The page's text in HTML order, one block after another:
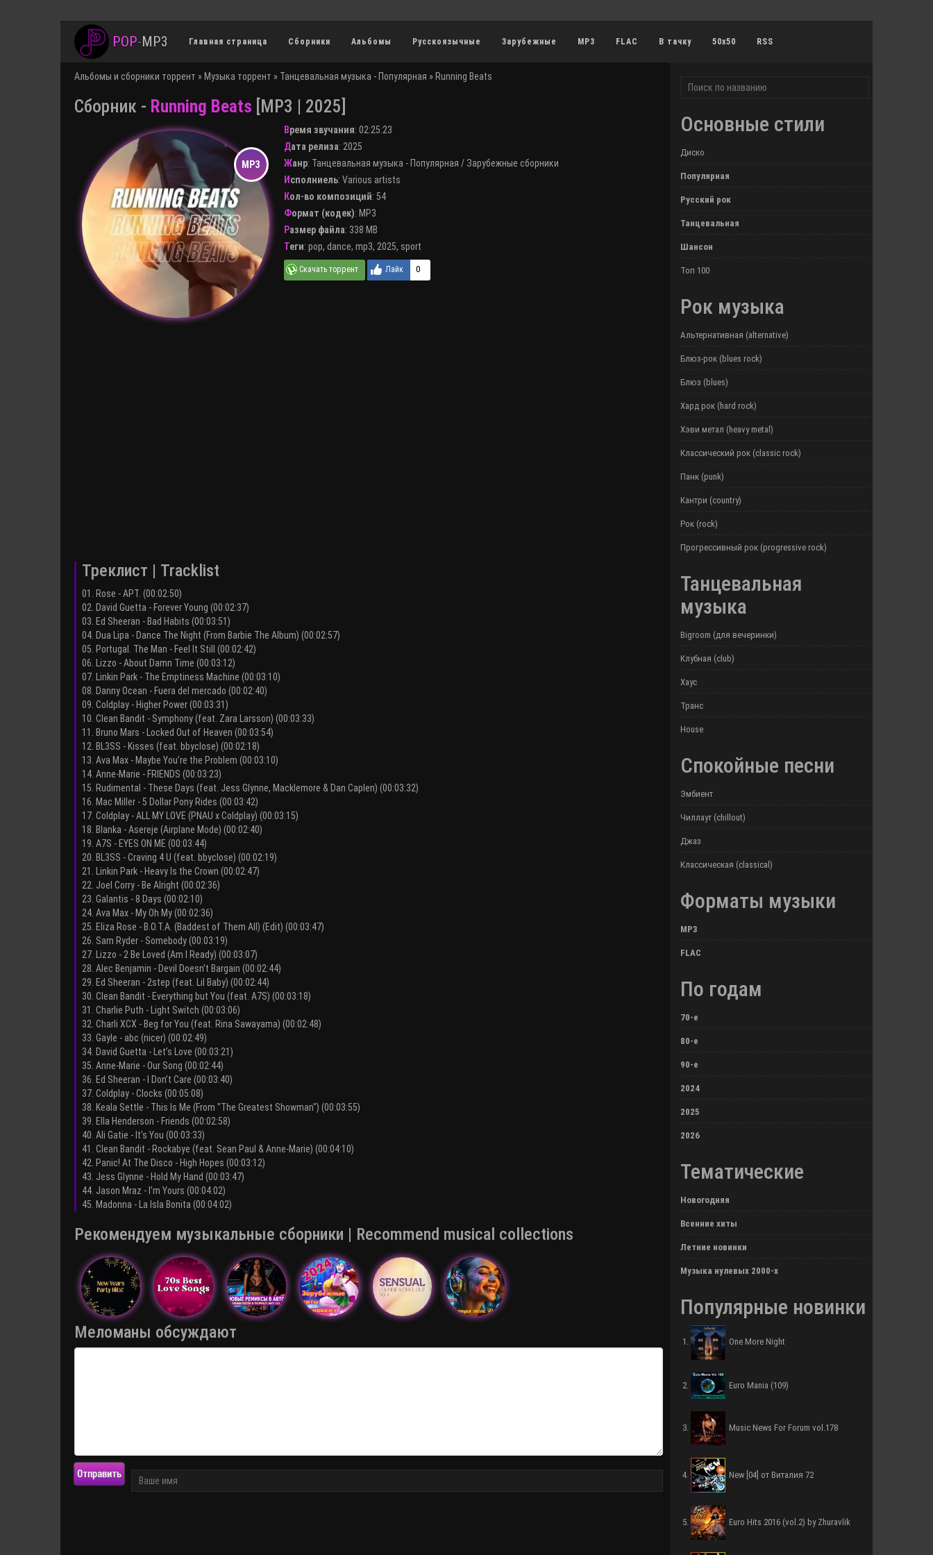
POP-MP3 Главная страница Сборники Альбомы Русскоязычные Зарубежные MP3 FLAC В тачку 50x50 RSS
Альбомы и сборники торрент » Музыка торрент » Танцевальная музыка - Популярная » Running Beats
Сборник - Running Beats [MP3 | 2025]
Время звучания: 02:25:23
Дата релиза: 2025
Жанр: Танцевальная музыка - Популярная / Зарубежные сборники
Исполниель: Various artists
Кол-во композиций: 54
Формат (кодек): MP3
Размер файла: 338 MB
Теги: pop, dance, mp3, 2025, sport
0
Треклист | Tracklist
01. Rose - APT. (00:02:50)
02. David Guetta - Forever Young (00:02:37)
03. Ed Sheeran - Bad Habits (00:03:51)
04. Dua Lipa - Dance The Night (From Barbie The Album) (00:02:57)
05. Portugal. The Man - Feel It Still (00:02:42)
06. Lizzo - About Damn Time (00:03:12)
07. Linkin Park - The Emptiness Machine (00:03:10)
08. Danny Ocean - Fuera del mercado (00:02:40)
09. Coldplay - Higher Power (00:03:31)
10. Clean Bandit - Symphony (feat. Zara Larsson) (00:03:33)
11. Bruno Mars - Locked Out of Heaven (00:03:54)
12. BL3SS - Kisses (feat. bbyclose) (00:02:18)
13. Ava Max - Maybe You’re the Problem (00:03:10)
14. Anne-Marie - FRIENDS (00:03:23)
15. Rudimental - These Days (feat. Jess Glynne, Macklemore & Dan Caplen) (00:03:32)
16. Mac Miller - 5 Dollar Pony Rides (00:03:42)
17. Coldplay - ALL MY LOVE (PNAU x Coldplay) (00:03:15)
18. Blanka - Asereje (Airplane Mode) (00:02:40)
19. A7S - EYES ON ME (00:03:44)
20. BL3SS - Craving 4 U (feat. bbyclose) (00:02:19)
21. Linkin Park - Heavy Is the Crown (00:02:47)
22. Joel Corry - Be Alright (00:02:36)
23. Galantis - 8 Days (00:02:10)
24. Ava Max - My Oh My (00:02:36)
25. Eliza Rose - B.O.T.A. (Baddest of Them All) (Edit) (00:03:47)
26. Sam Ryder - Somebody (00:03:19)
27. Lizzo - 2 Be Loved (Am I Ready) (00:03:07)
28. Alec Benjamin - Devil Doesn’t Bargain (00:02:44)
29. Ed Sheeran - 2step (feat. Lil Baby) (00:02:44)
30. Clean Bandit - Everything but You (feat. A7S) (00:03:18)
31. Charlie Puth - Light Switch (00:03:06)
32. Charli XCX - Beg for You (feat. Rina Sawayama) (00:02:48)
33. Gayle - abc (nicer) (00:02:49)
34. David Guetta - Let’s Love (00:03:21)
35. Anne-Marie - Our Song (00:02:44)
36. Ed Sheeran - I Don’t Care (00:03:40)
37. Coldplay - Clocks (00:05:08)
38. Keala Settle - This Is Me (From "The Greatest Showman") (00:03:55)
39. Ella Henderson - Friends (00:02:58)
40. Ali Gatie - It’s You (00:03:33)
41. Clean Bandit - Rockabye (feat. Sean Paul & Anne-Marie) (00:04:10)
42. Panic! At The Disco - High Hopes (00:03:12)
43. Jess Glynne - Hold My Hand (00:03:47)
44. Jason Mraz - I’m Yours (00:04:02)
45. Madonna - La Isla Bonita (00:04:02)
Рекомендуем музыкальные сборники | Recommend musical collections
Меломаны обсуждают
Отправить
Основные стили
Диско
Популярная
Русский рок
Танцевальная
Шансон
Топ 100
Рок музыка
Альтернативная (alternative)
Блюз-рок (blues rock)
Блюз (blues)
Хард рок (hard rock)
Хэви метал (heavy metal)
Классический рок (classic rock)
Панк (punk)
Кантри (country)
Рок (rock)
Прогрессивный рок (progressive rock)
Танцевальная
музыка
Bigroom (для вечеринки)
Клубная (club)
Хаус
Транс
House
Спокойные песни
Эмбиент
Чиллаут (chillout)
Джаз
Классическая (classical)
Форматы музыки
MP3
FLAC
По годам
70-е
80-е
90-е
2024
2025
2026
Тематические
Новогодняя
Всенние хиты
Летние новинки
Музыка нулевых 2000-х
Популярные новинки
One More Night
Euro Mania (109)
Music News For Forum vol.178
New [04] от Виталия 72
Euro Hits 2016 (vol.2) by Zhuravlik